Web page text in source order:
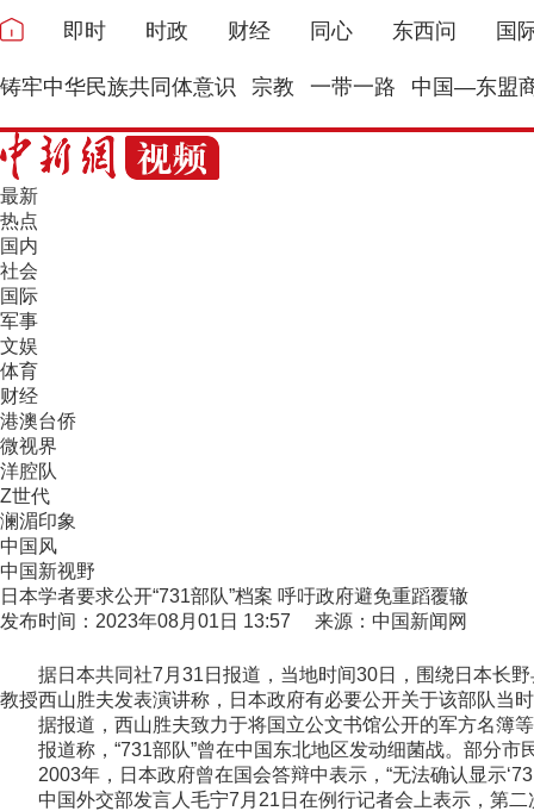
即时 时政 财经 同心 东西问 国
铸牢中华民族共同体意识 宗教 一带一路 中国—东盟
最新
热点
国内
社会
国际
军事
文娱
体育
财经
港澳台侨
微视界
洋腔队
Z世代
澜湄印象
中国风
中国新视野
日本学者要求公开“731部队”档案 呼吁政府避免重蹈覆辙
发布时间：2023年08月01日 13:57 来源：中国新闻网
据日本共同社7月31日报道，当地时间30日，围绕日本长野
教授西山胜夫发表演讲称，日本政府有必要公开关于该部队当
据报道，西山胜夫致力于将国立公文书馆公开的军方名簿等
报道称，“731部队”曾在中国东北地区发动细菌战。部分市
2003年，日本政府曾在国会答辩中表示，“无法确认显示
中国外交部发言人毛宁7月21日在例行记者会上表示，第二